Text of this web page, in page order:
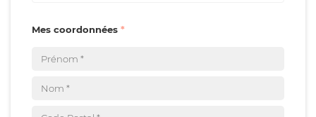
Mes coordonnées